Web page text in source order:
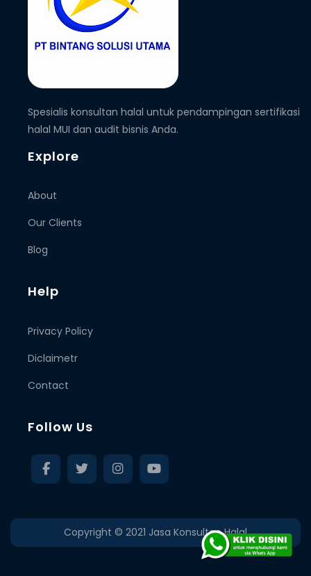
Spesialis konsultan halal untuk pendampingan sertifikasi
halal MUI dan audit bisnis Anda.
Explore
About
Our Clients
Blog
Help
Privacy Policy
Diclaimetr
Contact
Follow Us
Copyright © 2021 Jasa Konsultan Halal